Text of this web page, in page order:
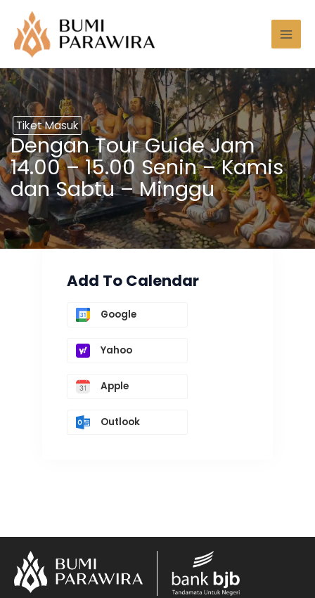
konten
Tiket Masuk
Dengan Tour Guide Jam
14.00 – 15.00 Senin – Kamis
dan Sabtu – Minggu
Add To Calendar
Google
Yahoo
Apple
Outlook